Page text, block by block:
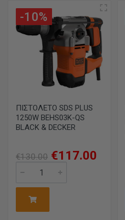
-10%
ΠΙΣΤΟΛΕΤΟ SDS PLUS
1250W BEHS03K-QS
BLACK & DECKER
€130.00 €117.00